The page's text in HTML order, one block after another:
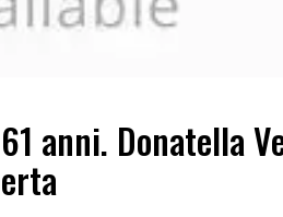
anni. Donatella